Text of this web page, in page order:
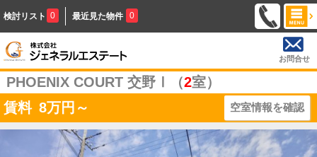
検討リスト 0 最近見た物件 0
お問合せ
PHOENIX COURT 交野Ⅰ（2室）
賃料 8万円～ 空室情報を確認